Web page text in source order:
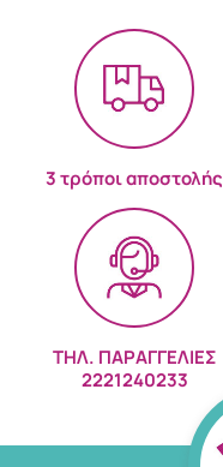
3 τρόποι αποστολής
ΤΗΛ. ΠΑΡΑΓΓΕΛΙΕΣ
2221240233